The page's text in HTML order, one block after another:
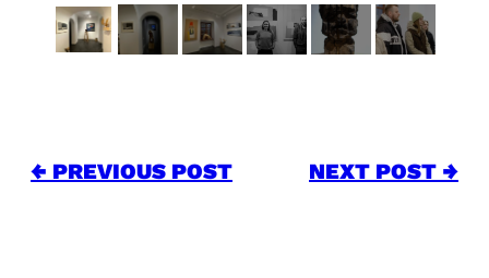
← PREVIOUS POST NEXT POST →